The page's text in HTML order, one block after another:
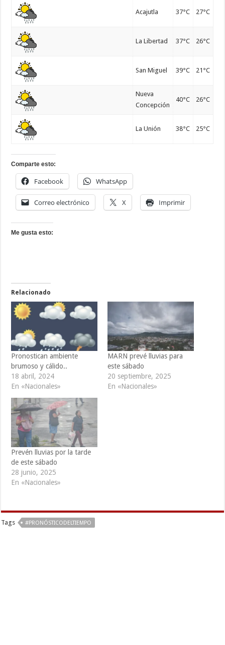
Acajutla 37°C 27°C
La Libertad 37°C 26°C
San Miguel 39°C 21°C
Nueva
Concepción
40°C 26°C
La Unión 38°C 25°C
Comparte esto:
Facebook WhatsApp
Correo electrónico X Imprimir
Me gusta esto:
Relacionado
Pronostican ambiente
brumoso y cálido..
18 abril, 2024
En «Nacionales»
MARN prevé lluvias para
este sábado
20 septiembre, 2025
En «Nacionales»
Prevén lluvias por la tarde
de este sábado
28 junio, 2025
En «Nacionales»
Tags #PRONÓSTICODELTIEMPO